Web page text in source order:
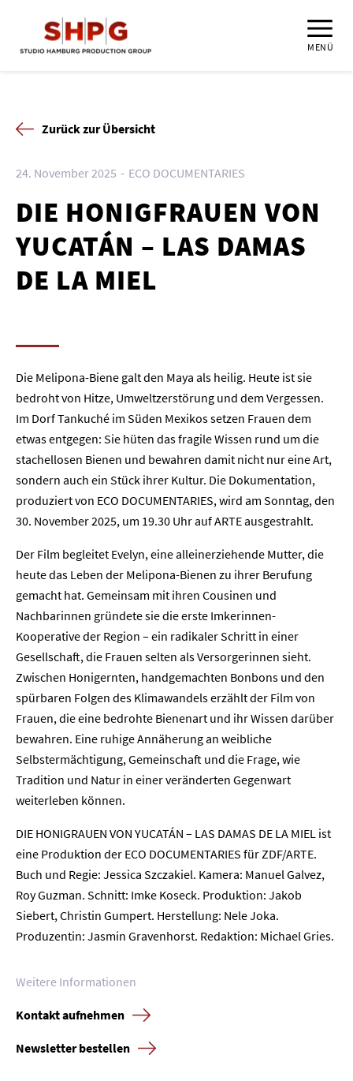
MENÜ
Zurück zur Übersicht
24. November 2025 ECO DOCUMENTARIES
DIE HONIGFRAUEN VON
YUCATÁN – LAS DAMAS
DE LA MIEL
Die Melipona-Biene galt den Maya als heilig. Heute ist sie
bedroht von Hitze, Umweltzerstörung und dem Vergessen.
Im Dorf Tankuché im Süden Mexikos setzen Frauen dem
etwas entgegen: Sie hüten das fragile Wissen rund um die
stachellosen Bienen und bewahren damit nicht nur eine Art,
sondern auch ein Stück ihrer Kultur. Die Dokumentation,
produziert von ECO DOCUMENTARIES, wird am Sonntag, den
30. November 2025, um 19.30 Uhr auf ARTE ausgestrahlt.
Der Film begleitet Evelyn, eine alleinerziehende Mutter, die
heute das Leben der Melipona-Bienen zu ihrer Berufung
gemacht hat. Gemeinsam mit ihren Cousinen und
Nachbarinnen gründete sie die erste Imkerinnen-
Kooperative der Region – ein radikaler Schritt in einer
Gesellschaft, die Frauen selten als Versorgerinnen sieht.
Zwischen Honigernten, handgemachten Bonbons und den
spürbaren Folgen des Klimawandels erzählt der Film von
Frauen, die eine bedrohte Bienenart und ihr Wissen darüber
bewahren. Eine ruhige Annäherung an weibliche
Selbstermächtigung, Gemeinschaft und die Frage, wie
Tradition und Natur in einer veränderten Gegenwart
weiterleben können.
DIE HONIGRAUEN VON YUCATÁN – LAS DAMAS DE LA MIEL ist
eine Produktion der ECO DOCUMENTARIES für ZDF/ARTE.
Buch und Regie: Jessica Szczakiel. Kamera: Manuel Galvez,
Roy Guzman. Schnitt: Imke Koseck. Produktion: Jakob
Siebert, Christin Gumpert. Herstellung: Nele Joka.
Produzentin: Jasmin Gravenhorst. Redaktion: Michael Gries.
Weitere Informationen
Kontakt aufnehmen
Newsletter bestellen
Home
Unternehmen
Presse
Karriere